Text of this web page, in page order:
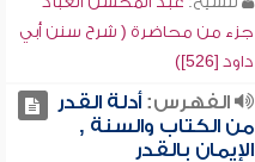
جزء من محاضرة ( شرح سنن أبي
داود [526])
الفهرس:أدلة القدر
من الكتاب والسنة ,
الإيمان بالقدر